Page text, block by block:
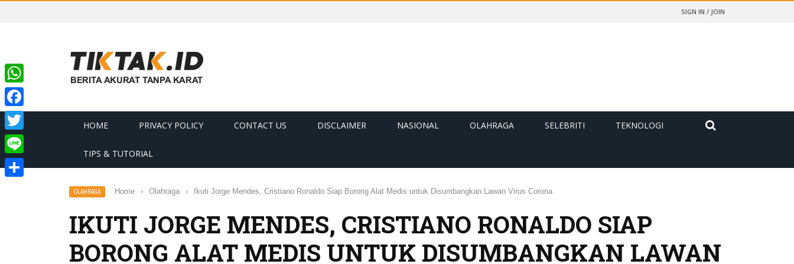
SIGN IN / JOIN
HOME PRIVACY POLICY CONTACT US DISCLAIMER NASIONAL OLAHRAGA SELEBRITI TEKNOLOGI
TIPS & TUTORIAL
OLAHRAGA Home › Olahraga › Ikuti Jorge Mendes, Cristiano Ronaldo Siap Borong Alat Medis untuk Disumbangkan Lawan Virus Corona
IKUTI JORGE MENDES, CRISTIANO RONALDO SIAP
BORONG ALAT MEDIS UNTUK DISUMBANGKAN LAWAN
WhatsApp
Facebook
Twitter
Line